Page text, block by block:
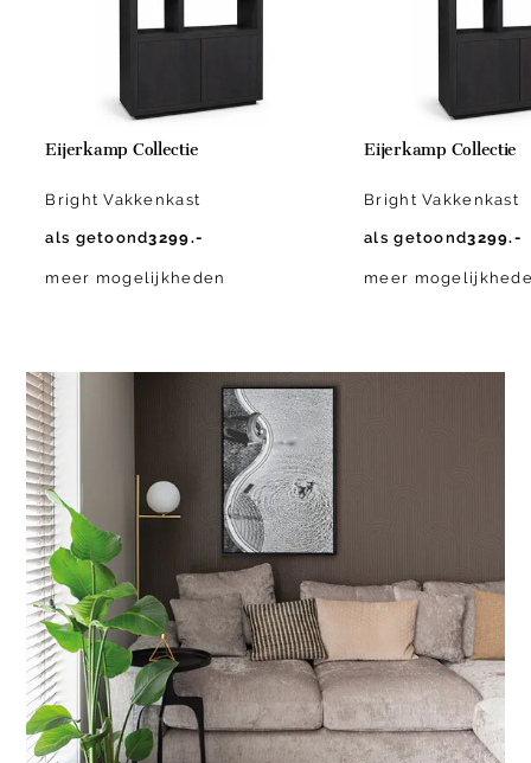
Eijerkamp Collectie
Bright Vakkenkast
als getoond3299.-
meer mogelijkheden
Eijerkamp Collectie
Bright Vakkenkast
als getoond3299.-
meer